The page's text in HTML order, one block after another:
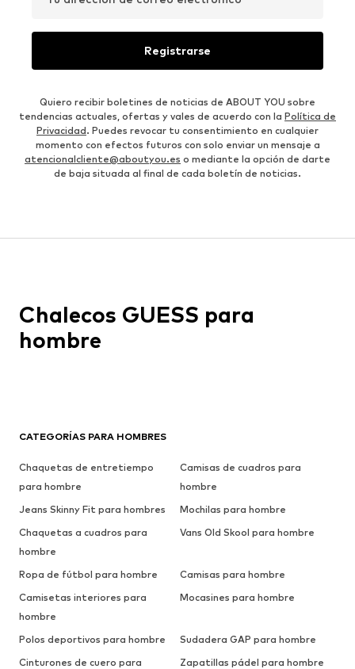
Registrarse
Quiero recibir boletines de noticias de ABOUT YOU sobre
tendencias actuales, ofertas y vales de acuerdo con la Política de
Privacidad. Puedes revocar tu consentimiento en cualquier
momento con efectos futuros con solo enviar un mensaje a
atencionalcliente@aboutyou.es o mediante la opción de darte
de baja situada al final de cada boletín de noticias.
CATEGORÍAS PARA HOMBRES
Chaquetas de entretiempo
para hombre
Camisas de cuadros para
hombre
Jeans Skinny Fit para hombres
Mochilas para hombre
Chaquetas a cuadros para
hombre
Vans Old Skool para hombre
Ropa de fútbol para hombre
Camisas para hombre
Camisetas interiores para
hombre
Mocasines para hombre
Polos deportivos para hombre
Sudadera GAP para hombre
Cinturones de cuero para
Zapatillas pádel para hombre
Chalecos GUESS para
hombre